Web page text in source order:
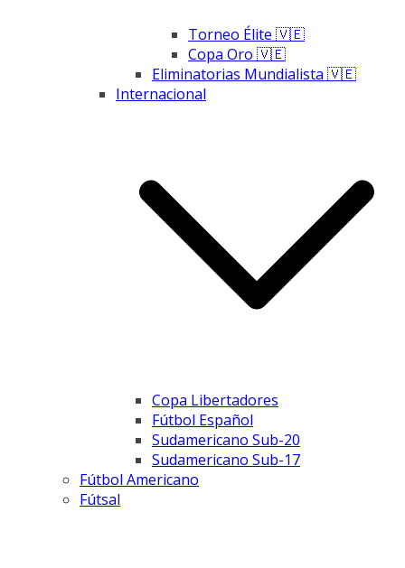
Torneo Élite 🇻🇪
Copa Oro 🇻🇪
Eliminatorias Mundialista 🇻🇪
Internacional
Copa Libertadores
Fútbol Español
Sudamericano Sub-20
Sudamericano Sub-17
Fútbol Americano
Fútsal